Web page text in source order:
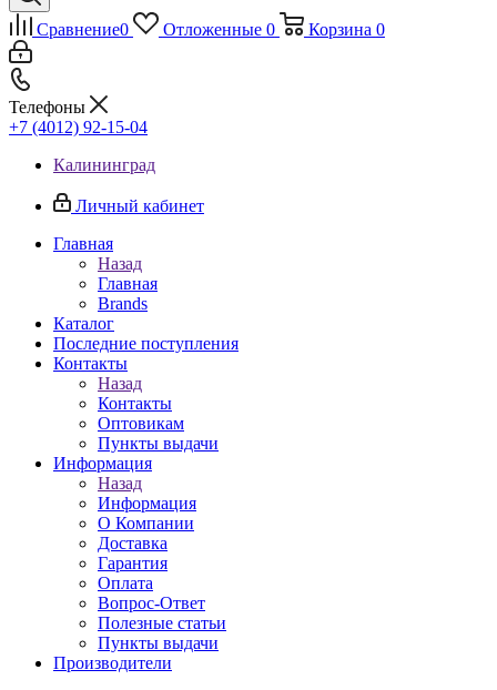
Сравнение0 Отложенные 0 Корзина 0
Телефоны
+7 (4012) 92-15-04
Калининград
Личный кабинет
Главная
Назад
Главная
Brands
Каталог
Последние поступления
Контакты
Назад
Контакты
Оптовикам
Пункты выдачи
Информация
Назад
Информация
О Компании
Доставка
Гарантия
Оплата
Вопрос-Ответ
Полезные статьи
Пункты выдачи
Производители